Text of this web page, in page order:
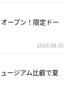
ープン！限定ドー
2026.08.05
ージアム比叡で夏